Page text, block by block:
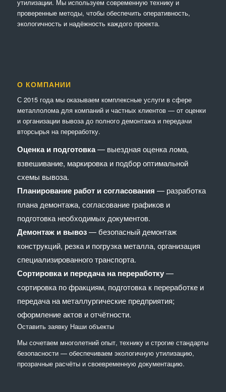
утилизации. Мы используем современную технику и
проверенные методы, чтобы обеспечить оперативность,
экологичность и надёжность каждого проекта.
О КОМПАНИИ
С 2015 года мы оказываем комплексные услуги в сфере
металлолома для компаний и частных клиентов — от оценки
и организации вывоза до полного демонтажа и передачи
вторсырья на переработку.
Оценка и подготовка— выездная оценка лома,
взвешивание, маркировка и подбор оптимальной
схемы вывоза.
Планирование работ и согласования — разработка
плана демонтажа, согласование графиков и
подготовка необходимых документов.
Демонтаж и вывоз— безопасный демонтаж
конструкций, резка и погрузка металла, организация
специализированного транспорта.
Сортировка и передача на переработку—
сортировка по фракциям, подготовка к переработке и
передача на металлургические предприятия;
оформление актов и отчётности.
Оставить заявку Наши объекты
Мы сочетaем многолетний опыт, технику и строгие стандарты
безопасности — обеспечиваем экологичную утилизацию,
прозрачные расчёты и своевременную документацию.